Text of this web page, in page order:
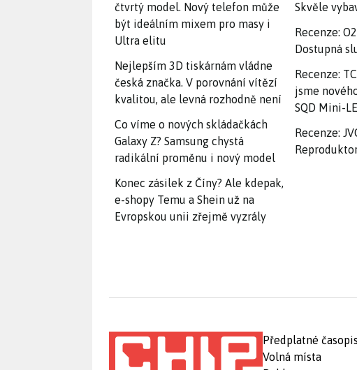
čtvrtý model. Nový telefon může
být ideálním mixem pro masy i
Ultra elitu
Nejlepším 3D tiskárnám vládne
česká značka. V porovnání vítězí
kvalitou, ale levná rozhodně není
Co víme o nových skládačkách
Galaxy Z? Samsung chystá
radikální proměnu i nový model
Konec zásilek z Číny? Ale kdepak,
e-shopy Temu a Shein už na
Evropskou unii zřejmě vyzrály
Skvěle
Recenze:
Dostupná
Recenze:
jsme
SQD Mini-
Recenze:
Předplatné
Volná místa